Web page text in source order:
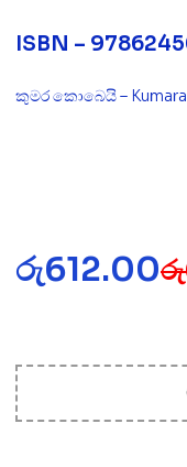
ISBN –
කුමර කොබෙයි –
රු
රු612.00